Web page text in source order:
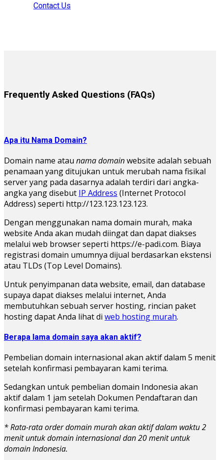
Contact Us
Frequently Asked Questions (FAQs)
Apa itu Nama Domain?
Domain name atau nama domainwebsite adalah sebuah
penamaan yang ditujukan untuk merubah nama fisikal
server yang pada dasarnya adalah terdiri dari angka-
angka yang disebut IP Address (Internet Protocol
Address) seperti http://123.123.123.123.
Dengan menggunakan nama domain murah, maka
website Anda akan mudah diingat dan dapat diakses
melalui web browser seperti https://e-padi.com. Biaya
registrasi domain umumnya dijual berdasarkan ekstensi
atau TLDs (Top Level Domains).
Untuk penyimpanan data website, email, dan database
supaya dapat diakses melalui internet, Anda
membutuhkan sebuah server hosting, rincian paket
hosting dapat Anda lihat di web hosting murah.
Berapa lama domain saya akan aktif?
Pembelian domain internasional akan aktif dalam 5 menit
setelah konfirmasi pembayaran kami terima.
Sedangkan untuk pembelian domain Indonesia akan
aktif dalam 1 jam setelah Dokumen Pendaftaran dan
konfirmasi pembayaran kami terima.
* Rata-rata order domain murah akan aktif dalam waktu 2
menit untuk domain internasional dan 20 menit untuk
domain Indonesia.